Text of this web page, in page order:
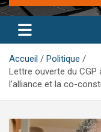
Accueil
Politique
Lettre ouverte du CGP
l’alliance et la co-